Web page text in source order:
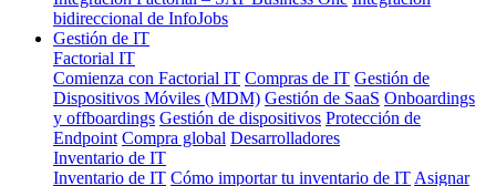
bidireccional de InfoJobs
Gestión de IT
Factorial IT
Comienza con Factorial IT Compras de IT Gestión de
Dispositivos Móviles (MDM) Gestión de SaaS Onboardings
y offboardings Gestión de dispositivos Protección de
Endpoint Compra global Desarrolladores
Inventario de IT
Inventario de IT Cómo importar tu inventario de IT Asignar